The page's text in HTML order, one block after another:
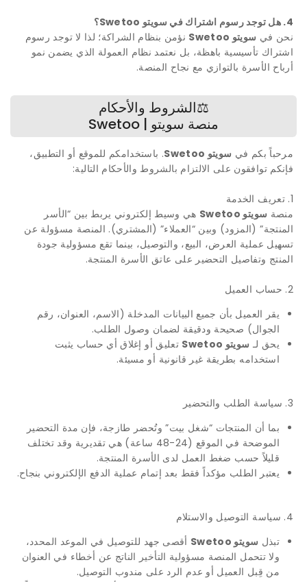
4. هل توجد رسوم اشتراك في سويتو Swetoo؟
نحن في سويتو Swetoo
نؤمن بنظام الشراكة؛ لذا لا توجد رسوم
اشتراك تأسيسية باهظة، بل نعتمد نظام العمولة الذي يضمن نمو
أرباح الأسرة بالتوازي مع نجاح المنصة.
⚖️الشروط والأحكام
منصة سويتو | Swetoo
مرحباً بكم في سويتو Swetoo
. باستخدامكم للموقع أو التطبيق،
فإنكم توافقون على الالتزام بالشروط والأحكام التالية:
1. تعريف الخدمة
منصة سويتو Swetoo
هي وسيط إلكتروني يربط بين “الأسر
المنتجة” (المزود) وبين “العملاء” (المشتري). المنصة مسؤولة عن
تسهيل عملية العرض، البيع، والتوصيل، بينما تقع مسؤولية جودة
المنتج وتفاصيل التحضير على عاتق الأسرة المنتجة.
2. حساب العميل
يقر العميل بأن جميع البيانات المدخلة (الاسم، العنوان، رقم
الجوال) صحيحة ودقيقة لضمان وصول الطلب.
يحق لـ سويتو Swetoo
تعليق أو إغلاق أي حساب يثبت
استخدامه بطريقة غير قانونية أو مسيئة.
3. سياسة الطلب والتحضير
بما أن المنتجات “شغل بيت” وتُحضر طازجة، فإن مدة التحضير
الموضحة في الموقع (24-48 ساعة) هي تقديرية وقد تختلف
قليلاً حسب ضغط العمل لدى الأسرة المنتجة.
يعتبر الطلب مؤكداً فقط بعد إتمام عملية الدفع الإلكتروني بنجاح.
4. سياسة التوصيل والاستلام
تبذل سويتو Swetoo
أقصى جهد للتوصيل في الموعد المحدد،
ولا تتحمل المنصة مسؤولية التأخير الناتج عن أخطاء في العنوان
من قِبل العميل أو عدم الرد على مندوب التوصيل.